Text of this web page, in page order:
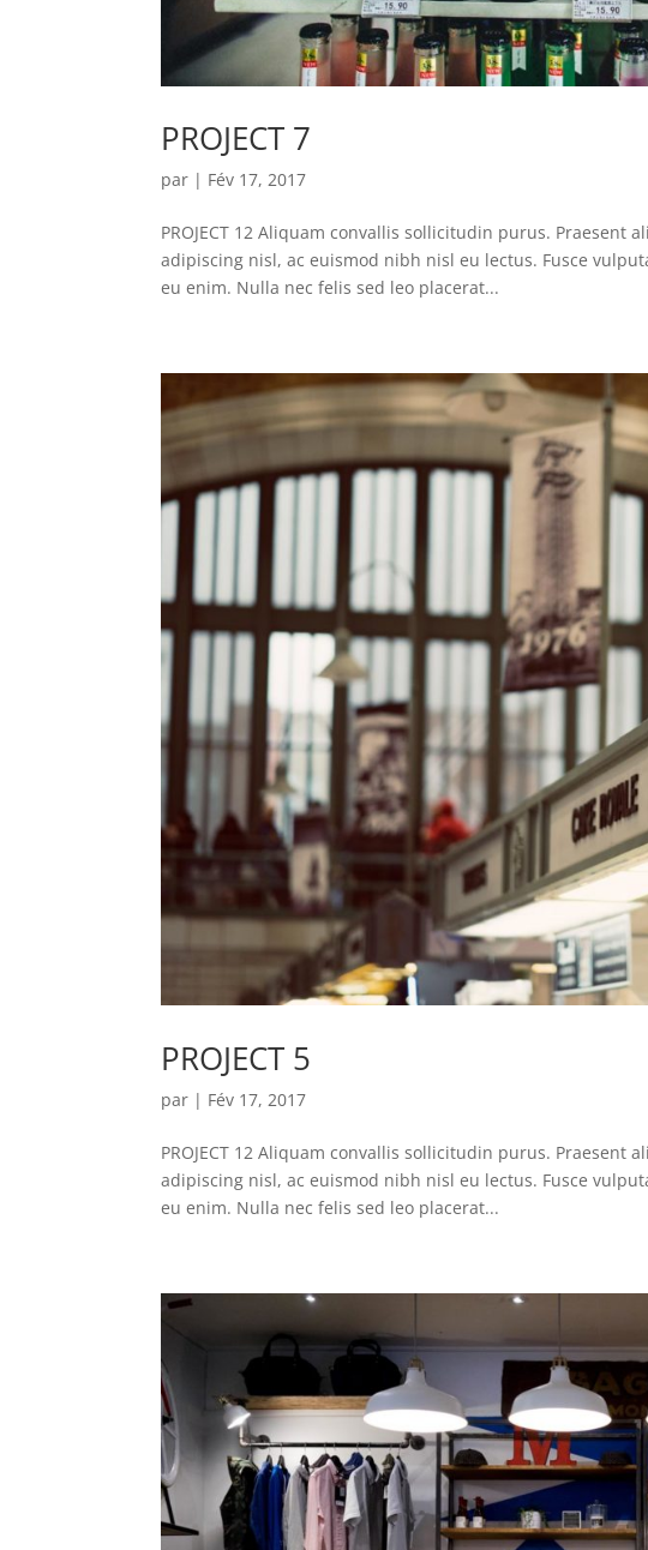
PROJECT 7
par | Fév 17, 2017
PROJECT 12 Aliquam convallis sollicitudin purus.
adipiscing nisl, ac euismod nibh nisl eu lectus. Fusce
eu enim. Nulla nec felis sed leo placerat...
PROJECT 5
par | Fév 17, 2017
PROJECT 12 Aliquam convallis sollicitudin purus.
adipiscing nisl, ac euismod nibh nisl eu lectus. Fusce
eu enim. Nulla nec felis sed leo placerat...